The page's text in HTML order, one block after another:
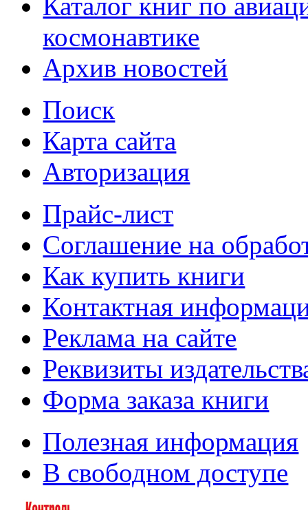
Каталог книг по
космонавтике
Архив новостей
Поиск
Карта сайта
Авторизация
Прайс-лист
Соглашение на
Как купить книги
Контактная
Реклама на сайте
Реквизиты
Форма заказа книги
Полезная информация
В свободном доступе